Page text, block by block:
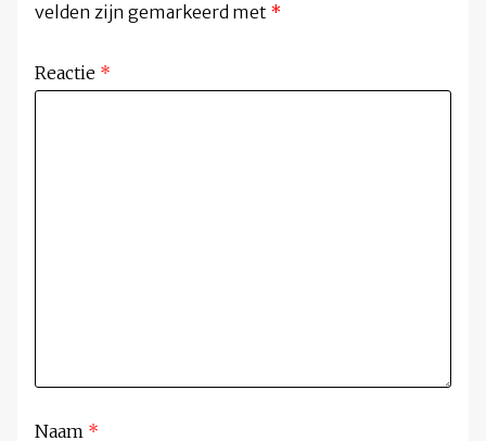
velden zijn gemarkeerd met *
Reactie *
Naam *